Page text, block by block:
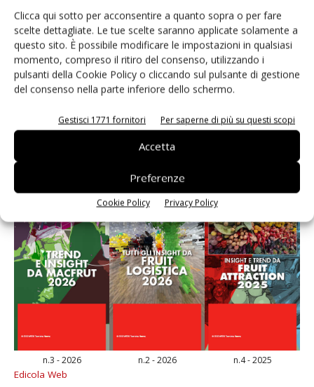
Clicca qui sotto per acconsentire a quanto sopra o per fare
scelte dettagliate. Le tue scelte saranno applicate solamente a
questo sito. È possibile modificare le impostazioni in qualsiasi
momento, compreso il ritiro del consenso, utilizzando i
pulsanti della Cookie Policy o cliccando sul pulsante di gestione
del consenso nella parte inferiore dello schermo.
Gestisci 1771 fornitori Per saperne di più su questi scopi
Accetta
Preferenze
Cookie Policy Privacy Policy
Leonardo Odorizzi: “Dobbiamo creare stupore nel
punto di vendita” #vocidellortofrutta
E-magazine
n.3 - 2026 n.2 - 2026 n.4 - 2025
Edicola Web